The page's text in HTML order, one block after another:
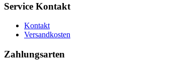
Service Kontakt
Kontakt
Versandkosten
Zahlungsarten